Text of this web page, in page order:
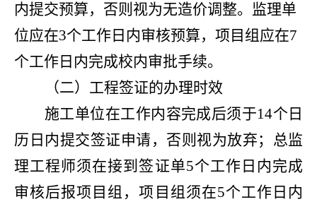
内提交预算，否则视为无造价调整。监理单
位应在3个工作日内审核预算，项目组应在7
个工作日内完成校内审批手续。
（二）工程签证的办理时效
施工单位在工作内容完成后须于14个日
历日内提交签证申请，否则视为放弃；总监
理工程师须在接到签证单5个工作日内完成
审核后报项目组，项目组须在5个工作日内